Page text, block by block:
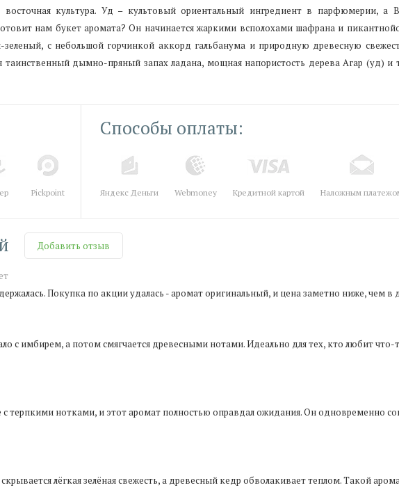
восточная культура. Уд – культовый ориентальный ингредиент в парфюмерии,
нам букет аромата? Он начинается жаркими всполохами шафрана и
зеленый, с небольшой горчинкой аккорд гальбанума и природную древесную
дымно-пряный запах ладана, мощная напористость дерева Агар (уд) и
Pickpoint
Способы оплаты:
Яндекс Деньги Webmoney Кредитной картой Наложным
Добавить отзыв
Покупка по акции удалась - аромат оригинальный, и цена заметно ниже, чем в
с имбирем, а потом смягчается древесными нотами. Идеально для тех, кто любит что-
терпкими нотками, и этот аромат полностью оправдал ожидания. Он одновременно
лёгкая зелёная свежесть, а древесный кедр обволакивает теплом. Такой